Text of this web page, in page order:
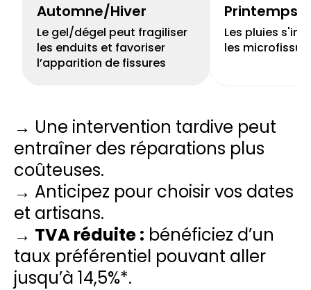
Automne/Hiver
Le gel/dégel peut fragiliser
les enduits et favoriser
l’apparition de fissures
Printemps
Les pluies
les
→ Une intervention tardive peut
entraîner des réparations plus
coûteuses.
→ Anticipez pour choisir vos dates
et artisans.
→ TVA réduite : bénéficiez d’un
taux préférentiel pouvant aller
jusqu’à 14,5%*.